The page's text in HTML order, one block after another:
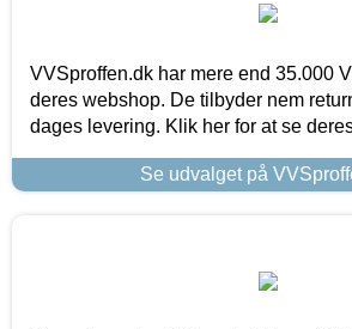
VVSproffen.dk har mere end 35.000
deres webshop. De tilbyder nem
dages levering. Klik her for at se
Se udvalget på